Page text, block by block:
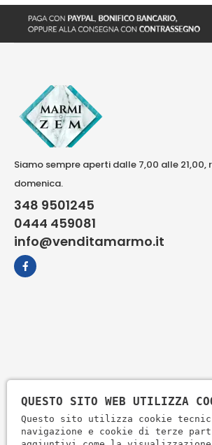
Siamo sempre aperti dalle 7,00 alle
domenica.
348 9501245
0444 459081
info@venditamarmo.it
QUESTO SITO WEB UTILIZZA
Questo sito utilizza cookie
navigazione e cookie di terze